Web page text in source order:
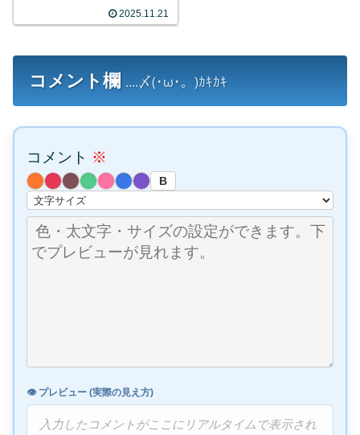
2025.11.21
コメント欄 ....〆(･ω･。)ｶｷｶｷ
コメント ※
B
👁️ プレビュー (実際の見え方)
入力したコメントがここにリアルタイムで表示され